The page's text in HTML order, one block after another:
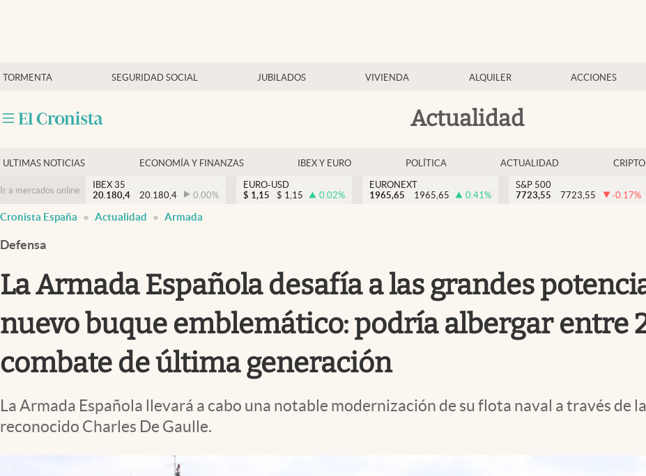
TORMENTA SEGURIDAD SOCIAL JUBILADOS VIVIENDA ALQUILER ACCIONES
Actualidad
Economía y finanzas
Criptomonedas
ULTIMAS NOTICIAS ECONOMÍA Y FINANZAS IBEX Y EURO POLÍTICA ACTUALIDAD
Ir a mercados online
IBEX 35
20.180,4
20.180,4 0.00%
EURO-USD
$ 1,15 $ 1,15 0.02%
EURONEXT
1965,65
1965,65 0.41%
S&P 500
7723,55
7723,55 -0.17%
Cronista España Actualidad Armada
Defensa
La Armada Española desafía a las grandes
nuevo buque emblemático: podría albergar entre
combate de última generación
La Armada Española llevará a cabo una notable modernización de su flota naval a través de
reconocido Charles De Gaulle.